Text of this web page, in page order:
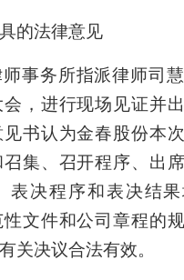
的法律意见
事务所指派律师司
，进行现场见证并
书认为金春股份本
集、召开程序、出
表决程序和表决结
文件和公司章程的
关决议合法有效。